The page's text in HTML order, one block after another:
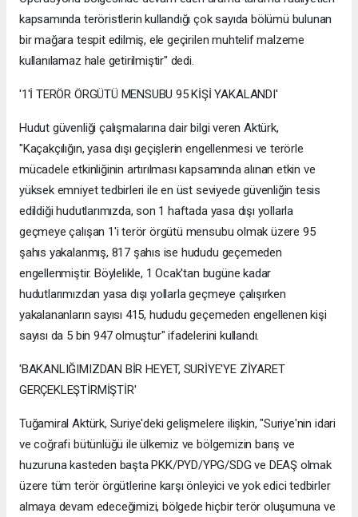
kapsamında teröristlerin kullandığı çok sayıda bölümü bulunan
bir mağara tespit edilmiş, ele geçirilen muhtelif malzeme
kullanılamaz hale getirilmiştir" dedi.
'1'İ TERÖR ÖRGÜTÜ MENSUBU 95 KİŞİ YAKALANDI'
Hudut güvenliği çalışmalarına dair bilgi veren Aktürk,
"Kaçakçılığın, yasa dışı geçişlerin engellenmesi ve terörle
mücadele etkinliğinin artırılması kapsamında alınan etkin ve
yüksek emniyet tedbirleri ile en üst seviyede güvenliğin tesis
edildiği hudutlarımızda, son 1 haftada yasa dışı yollarla
geçmeye çalışan 1'i terör örgütü mensubu olmak üzere 95
şahıs yakalanmış, 817 şahıs ise hududu geçemeden
engellenmiştir. Böylelikle, 1 Ocak'tan bugüne kadar
hudutlarımızdan yasa dışı yollarla geçmeye çalışırken
yakalananların sayısı 415, hududu geçemeden engellenen kişi
sayısı da 5 bin 947 olmuştur" ifadelerini kullandı.
'BAKANLIĞIMIZDAN BİR HEYET, SURİYE'YE ZİYARET
GERÇEKLEŞTİRMİŞTİR'
Tuğamiral Aktürk, Suriye'deki gelişmelere ilişkin, "Suriye'nin idari
ve coğrafi bütünlüğü ile ülkemiz ve bölgemizin barış ve
huzuruna kasteden başta PKK/PYD/YPG/SDG ve DEAŞ olmak
üzere tüm terör örgütlerine karşı önleyici ve yok edici tedbirler
almaya devam edeceğimizi, bölgede hiçbir terör oluşumuna ve